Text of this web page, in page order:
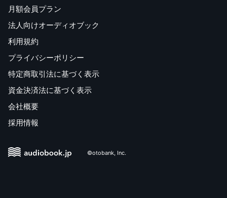
月額会員プラン
法人向けオーディオブック
利用規約
プライバシーポリシー
特定商取引法に基づく表示
資金決済法に基づく表示
会社概要
採用情報
©otobank, Inc.